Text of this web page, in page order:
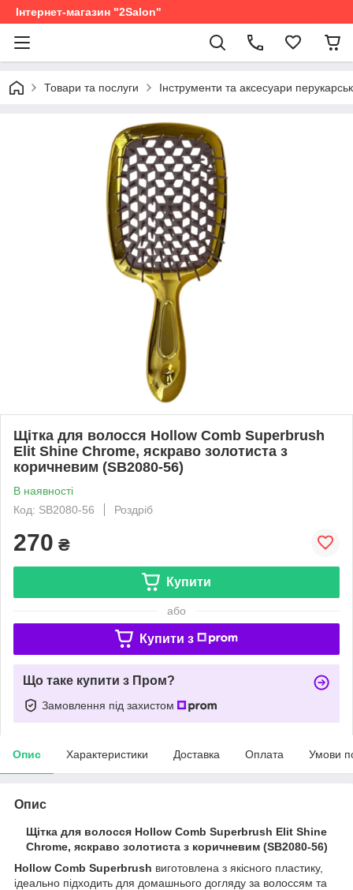
Інтернет-магазин "2Salon"
Товари та послуги Інструменти та аксесуари
Щітка для волосся Hollow Comb Superbrush
Elit Shine Chrome, яскраво золотиста з
коричневим (SB2080-56)
В наявності
Код: SB2080-56
Роздріб
270 ₴
Купити
або
Купити з
Що таке купити з Пром?
Замовлення під захистом
Опис Характеристики Доставка Оплата Умови
Опис
Щітка для волосся Hollow Comb Superbrush Elit Shine
Chrome, яскраво золотиста з коричневим (SB2080-56)
Hollow Comb Superbrush виготовлена з якісного пластику,
ідеально підходить для домашнього догляду за волоссям та